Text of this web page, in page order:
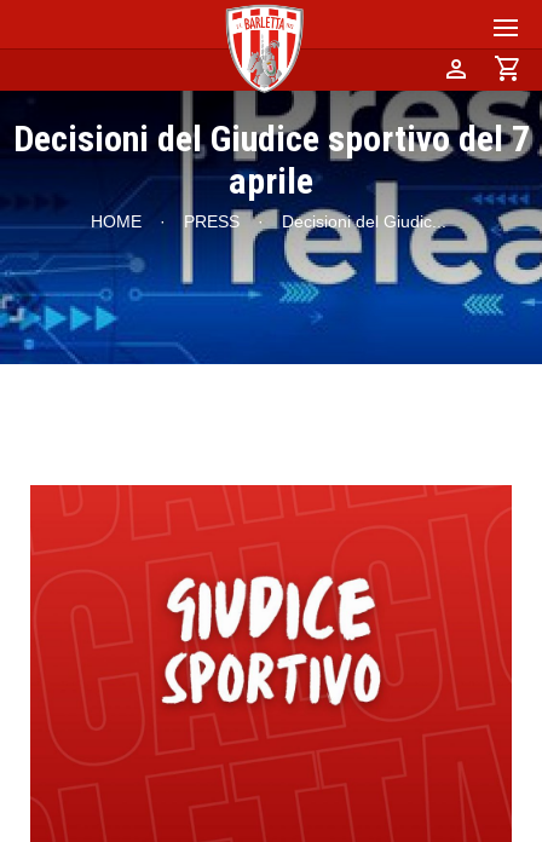
person shopping_cart
Decisioni del Giudice sportivo del 7
aprile
HOME · PRESS · Decisioni del Giudic ...